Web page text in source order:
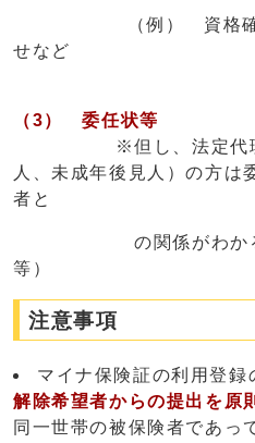
（例） 資格確認書
せなど
（3） 委任状等
※但し、法定代理人
人、未成年後見人）の方は
者と
の関係がわかる 書
等）
注意事項
マイナ保険証の利用登録
解除希望者からの提出を原
同一世帯の被保険者であっ